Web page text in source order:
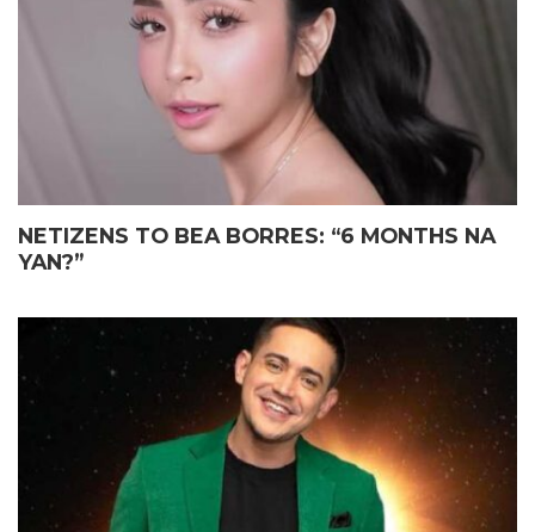
NETIZENS TO BEA BORRES: “6 MONTHS NA
YAN?”